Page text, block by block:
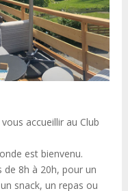
accueillir au Club
est bienvenu.
8h à 20h, pour un
snack, un repas ou